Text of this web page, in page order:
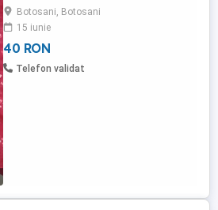
oriunde in tara
Botosani, Botosani
15 iunie
40 RON
Telefon validat